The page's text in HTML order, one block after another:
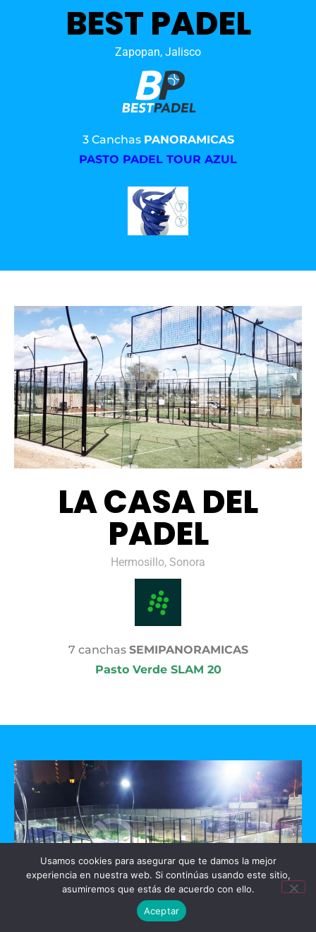
BEST PADEL
Zapopan, Jalisco
3 Canchas PANORAMICAS
PASTO PADEL TOUR AZUL
LA CASA DEL
PADEL
Hermosillo, Sonora
7 canchas SEMIPANORAMICAS
Pasto Verde SLAM 20
Usamos cookies para asegurar que te damos la mejor
experiencia en nuestra web. Si continúas usando este sitio,
asumiremos que estás de acuerdo con ello.
Aceptar